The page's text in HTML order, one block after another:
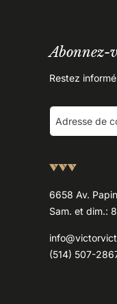
Abonnez-
Restez
6658 Av.
Sam. et dim.:
(514) 507-